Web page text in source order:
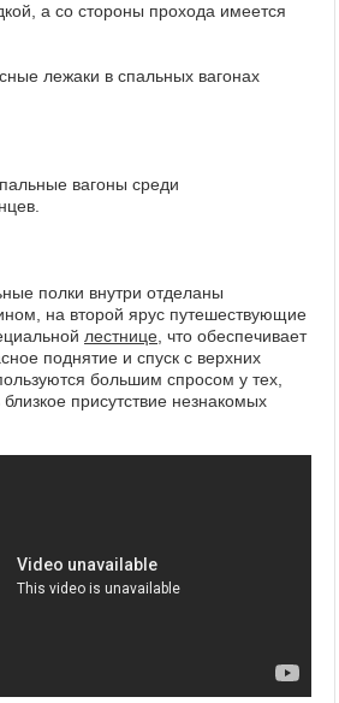
а со стороны прохода имеется
лежаки в спальных вагонах
вагоны среди
полки внутри отделаны
на второй ярус путешествующие
лестнице , что обеспечивает
поднятие и спуск с верхних
большим спросом у тех,
близкое присутствие незнакомых